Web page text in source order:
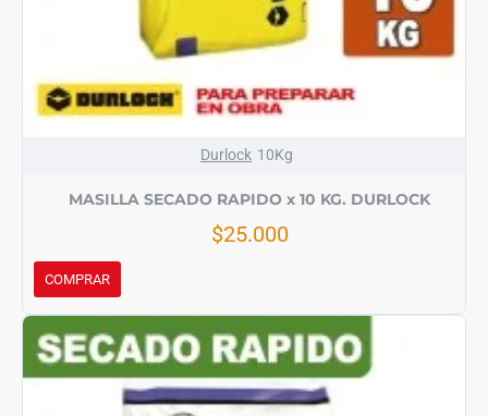
Durlock 10Kg
MASILLA SECADO RAPIDO x 10 KG. DURLOCK
$25.000
COMPRAR